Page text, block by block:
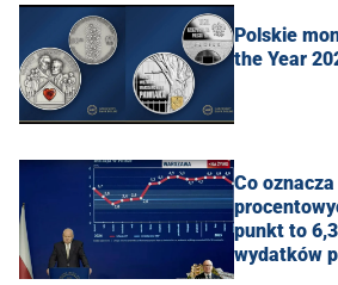
Polskie
the Year
Co
punkt to
wydatków